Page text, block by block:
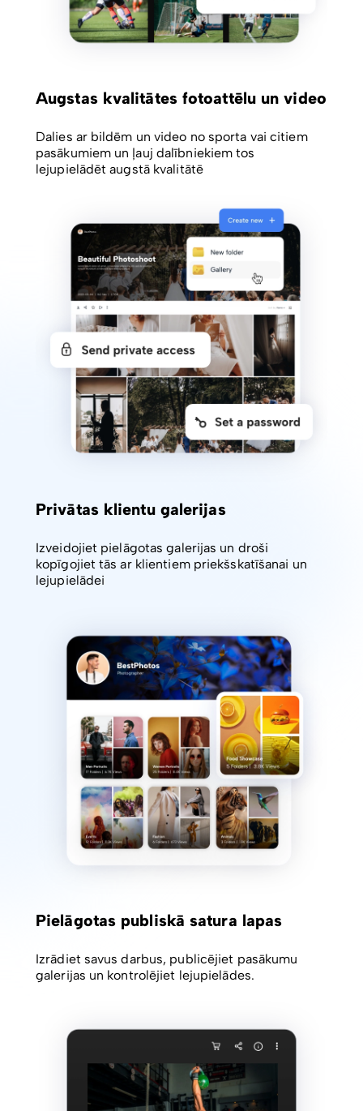
Augstas kvalitātes fotoattēlu un video
Dalies ar bildēm un video no sporta vai citiem
pasākumiem un ļauj dalībniekiem tos
lejupielādēt augstā kvalitātē
Privātas klientu galerijas
Izveidojiet pielāgotas galerijas un droši
kopīgojiet tās ar klientiem priekšskatīšanai un
lejupielādei
Pielāgotas publiskā satura lapas
Izrādiet savus darbus, publicējiet pasākumu
galerijas un kontrolējiet lejupielādes.